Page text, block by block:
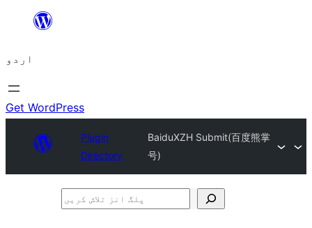
چھوڑیں
پر
جائیں
اردو
Get WordPress
Plugin
Directory
BaiduXZH Submit(百度熊掌
号)
پلگ